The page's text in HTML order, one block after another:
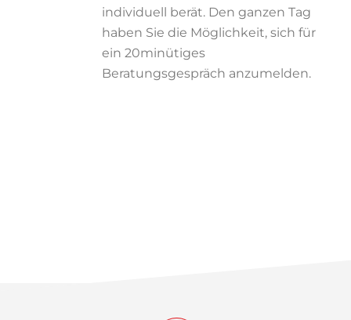
individuell berät. Den ganzen Tag
haben Sie die Möglichkeit, sich für
ein 20minütiges
Beratungsgespräch anzumelden.